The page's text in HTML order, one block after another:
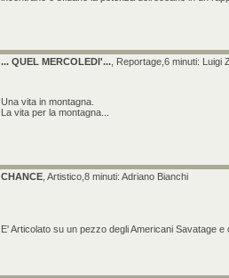
... QUEL MERCOLEDI'... , Reportage,6 minuti: Luigi
Una vita in montagna.
La vita per la montagna...
CHANCE , Artistico,8 minuti: Adriano Bianchi
E' Articolato su un pezzo degli Americani Savatage